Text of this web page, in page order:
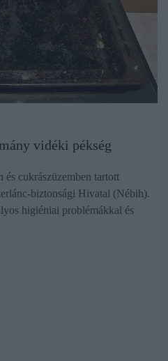
vidéki pékség
és cukrászüzemben tartott
biztonsági Hivatal (Nébih).
higiéniai problémákkal és